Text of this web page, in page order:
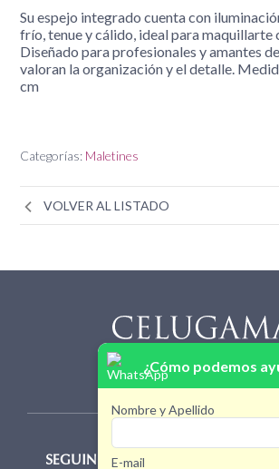
Su espejo integrado cuenta con
frío, tenue y cálido, ideal para maquillarte
Diseñado para profesionales y amantes
valoran la organización y el detalle.
cm
Categorías: Maletines
VOLVER AL LISTADO
SEGUINOS!
¿Cómo podemos
Nombre y Apellido
E-mail